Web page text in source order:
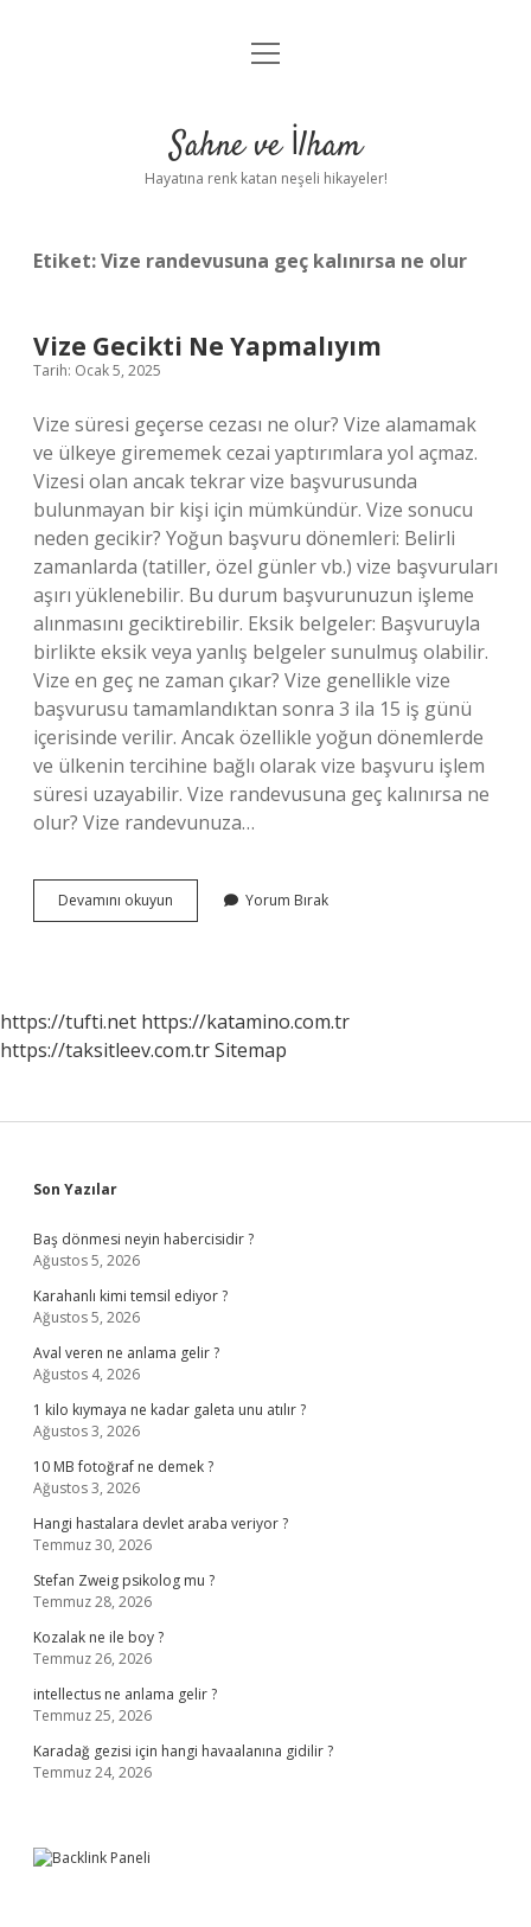
Anasayfa
Yasal Uyarı
menüyü
Sahne ve İlham
Hayatına renk katan neşeli hikayeler!
Etiket:Vize randevusuna geç kalınırsa ne olur
Vize Gecikti Ne Yapmalıyım
Tarih: Ocak 5, 2025
Vize süresi geçerse cezası ne olur? Vize alamamak
ve ülkeye girememek cezai yaptırımlara yol açmaz.
Vizesi olan ancak tekrar vize başvurusunda
bulunmayan bir kişi için mümkündür. Vize sonucu
neden gecikir? Yoğun başvuru dönemleri: Belirli
zamanlarda (tatiller, özel günler vb.) vize başvuruları
aşırı yüklenebilir. Bu durum başvurunuzun işleme
alınmasını geciktirebilir. Eksik belgeler: Başvuruyla
birlikte eksik veya yanlış belgeler sunulmuş olabilir.
Vize en geç ne zaman çıkar? Vize genellikle vize
başvurusu tamamlandıktan sonra 3 ila 15 iş günü
içerisinde verilir. Ancak özellikle yoğun dönemlerde
ve ülkenin tercihine bağlı olarak vize başvuru işlem
süresi uzayabilir. Vize randevusuna geç kalınırsa ne
olur? Vize randevunuza…
Devamını okuyun
Gecikti
Yorum Bırak
https://tufti.net https://katamino.com.tr
https://taksitleev.com.trSitemap
Sidebar
Son Yazılar
Baş dönmesi neyin habercisidir ?
Ağustos 5, 2026
Karahanlı kimi temsil ediyor ?
Ağustos 5, 2026
Aval veren ne anlama gelir ?
Ağustos 4, 2026
1 kilo kıymaya ne kadar galeta unu atılır ?
Ağustos 3, 2026
10 MB fotoğraf ne demek ?
Ağustos 3, 2026
Hangi hastalara devlet araba veriyor ?
Temmuz 30, 2026
Stefan Zweig psikolog mu ?
Temmuz 28, 2026
Kozalak ne ile boy ?
Temmuz 26, 2026
intellectus ne anlama gelir ?
Temmuz 25, 2026
Karadağ gezisi için hangi havaalanına gidilir ?
Temmuz 24, 2026